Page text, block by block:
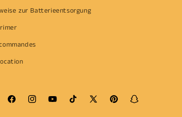
zur Batterieentsorgung
FacebookInstagramYouTubeTikTok
X
PinterestSnapchat